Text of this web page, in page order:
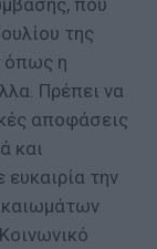
που
της
όπως η
Πρέπει να
αποφάσεις
και
την